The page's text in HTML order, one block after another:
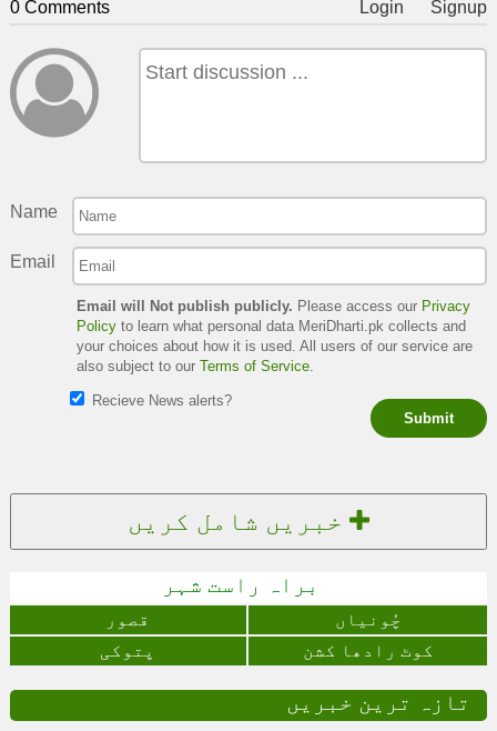
0 Comments Login Signup
Name
Email
Email will Not publish publicly. Please access our Privacy
Policyto learn what personal data MeriDharti.pk collects and
your choices about how it is used. All users of our service are
also subject to our Terms of Service.
Recieve News alerts?
Submit
خبریں شامل کریں
براہ راست شہر
چُونياں
قصور
کوٹ رادھا کشن
پتوکی
تازہ ترین خبریں